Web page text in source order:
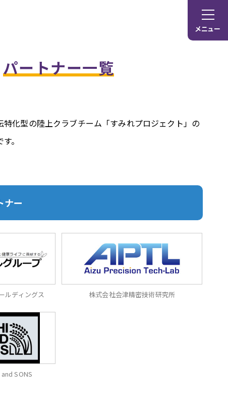
メニュー
パートナー一覧
特化型の陸上クラブチーム「すみれプロジェクト」の
。
ナー
ルディングス 株式会社会津精密技術研究所
SONS